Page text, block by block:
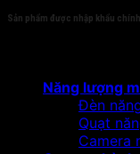
Sản phẩm được nhập khẩu
Năng lượng
Đèn
Quạt
Camera